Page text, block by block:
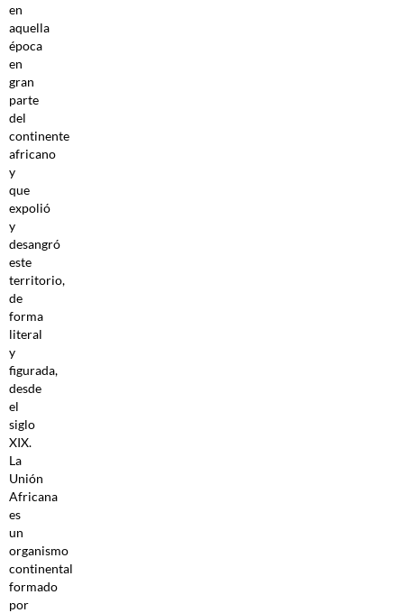
en
aquella
época
en
gran
parte
del
continente
africano
y
que
expolió
y
desangró
este
territorio,
de
forma
literal
y
figurada,
desde
el
siglo
XIX.
La
Unión
Africana
es
un
organismo
continental
formado
por